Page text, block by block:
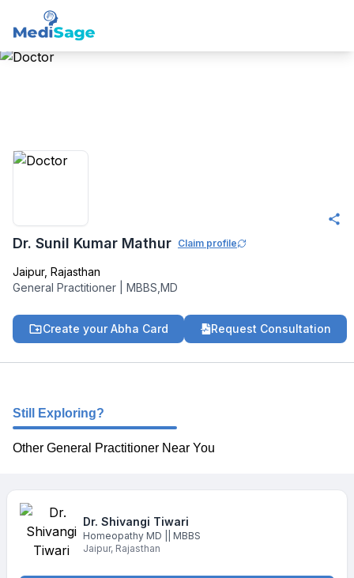
Dr. Sunil Kumar Mathur Claim profile
Jaipur, Rajasthan
General Practitioner
MBBS,MD
Create your Abha Card Request Consultation
Still Exploring?
Other General Practitioner Near You
Dr. Shivangi Tiwari
Homeopathy MD || MBBS
Jaipur, Rajasthan